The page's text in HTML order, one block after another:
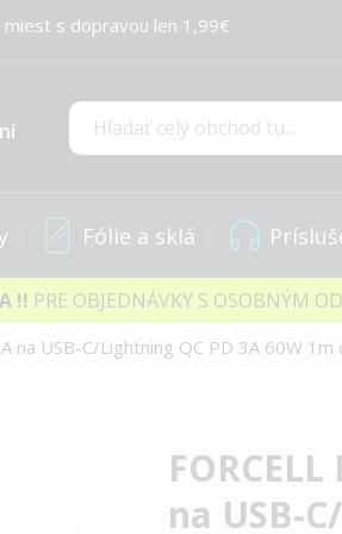
s dopravou len 1,99€
Hľadať
Fólie a sklá
!! PRE OBJEDNÁVKY S OSOBNÝM
na USB-C/Lightning QC PD 3A 60W 1m
na USB-